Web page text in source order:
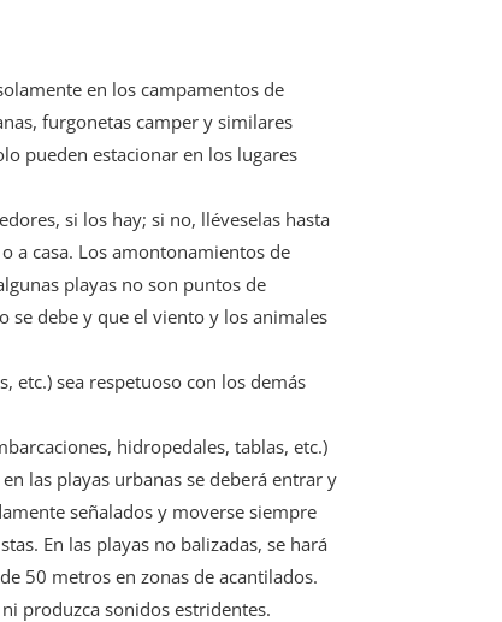
en los campamentos de
furgonetas camper y similares
pueden estacionar en los lugares
si los hay; si no, lléveselas hasta
a casa. Los amontonamientos de
playas no son puntos de
se debe y que el viento y los animales
etc.) sea respetuoso con los demás
hidropedales, tablas, etc.)
las playas urbanas se deberá entrar y
señalados y moverse siempre
En las playas no balizadas, se hará
50 metros en zonas de acantilados.
produzca sonidos estridentes.